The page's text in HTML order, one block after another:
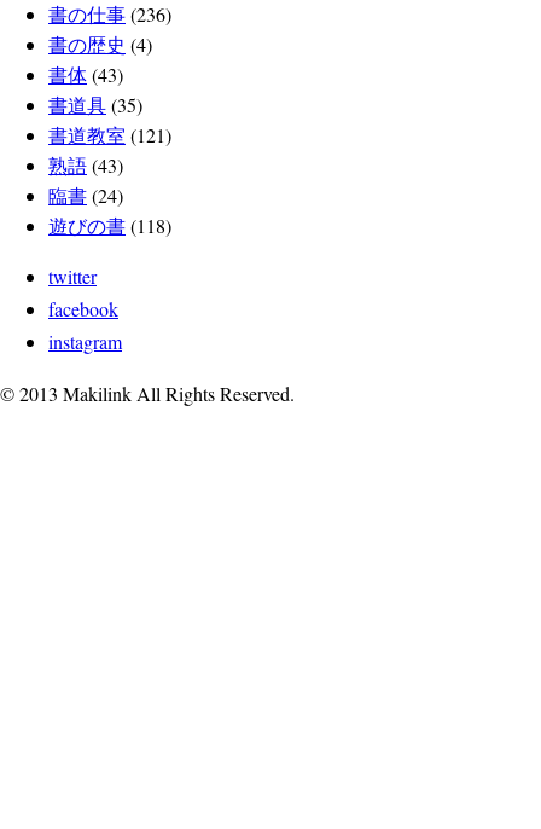
書の仕事(236)
書の歴史 (4)
書体(43)
書道具(35)
書道教室 (121)
熟語(43)
臨書(24)
遊びの書(118)
twitter
facebook
instagram
© 2013 Makilink All Rights Reserved.